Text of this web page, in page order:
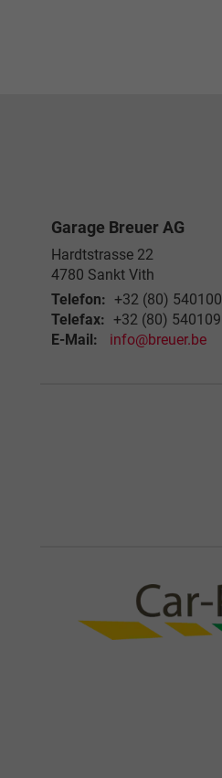
Garage Breuer AG
Hardtstrasse 22
4780 Sankt Vith
Telefon: +32 (80) 540100
Telefax: +32 (80) 540109
E-Mail:
info@breuer.be